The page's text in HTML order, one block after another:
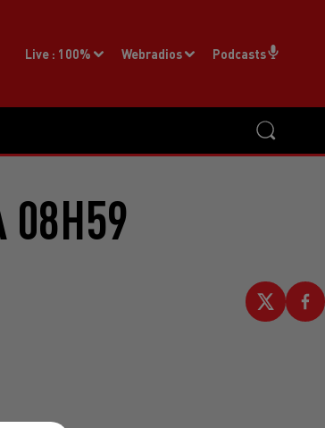
Live : 100% Webradios Podcasts
08H59